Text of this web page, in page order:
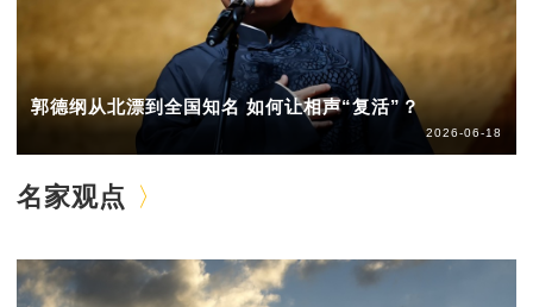
郭德纲从北漂到全国知名 如何让相声“复活”？
2026-06-18
名家观点